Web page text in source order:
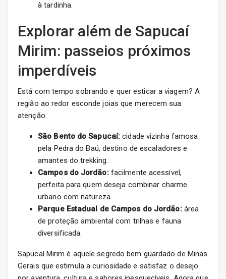
à tardinha.
Explorar além de Sapucaí
Mirim: passeios próximos
imperdíveis
Está com tempo sobrando e quer esticar a viagem? A
região ao redor esconde joias que merecem sua
atenção:
São Bento do Sapucaí: cidade vizinha famosa
pela Pedra do Baú, destino de escaladores e
amantes do trekking.
Campos do Jordão:facilmente acessível,
perfeita para quem deseja combinar charme
urbano com natureza.
Parque Estadual de Campos do Jordão:área
de proteção ambiental com trilhas e fauna
diversificada.
Sapucaí Mirim é aquele segredo bem guardado de Minas
Gerais que estimula a curiosidade e satisfaz o desejo